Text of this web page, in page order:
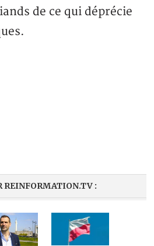
de ce qui déprécie
REINFORMATION.TV :